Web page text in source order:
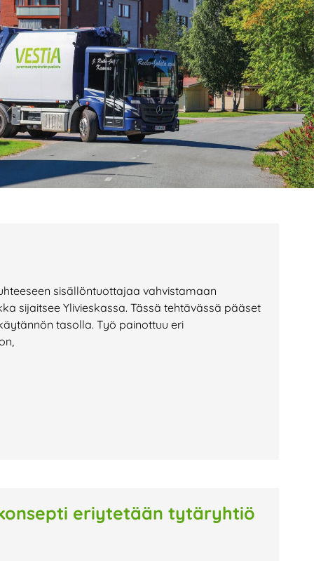
sisällöntuottajaa vahvistamaan
sijaitsee Ylivieskassa. Tässä tehtävässä pääset
tasolla. Työ painottuu eri
eriytetään tytäryhtiö